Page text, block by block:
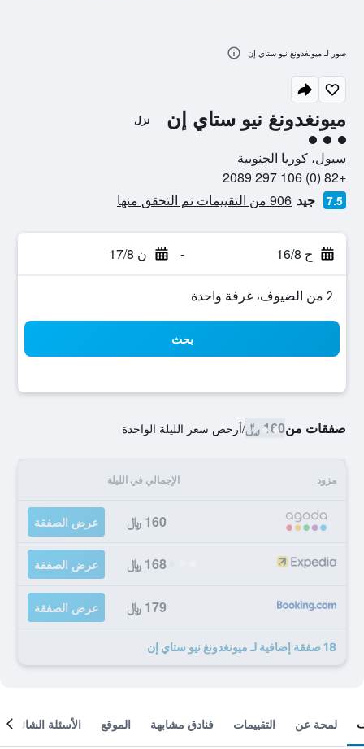
ميونغدونغ نيو ستاي إن نزل
تقييم فئة 3
سيول، كوريا الجنوبية
+82 (0) 106 297 2089
7.5 جيد 906 من التقييمات تم التحقق منها
ح 16/8 - ن 17/8
2 من الضيوف، غرفة واحدة
بحث
صفقات من160 ﷼ /أرخص سعر الليلة الواحدة
مزود الإجمالي في الليلة
160 ﷼ عرض الصفقة
168 ﷼ عرض الصفقة
179 ﷼ عرض الصفقة
18 صفقة إضافية لـ ميونغدونغ نيو ستاي إن
صور لـ ميونغدونغ نيو ستاي إن
لمحة عن التقييمات فنادق مشابهة الموقع الأسئلة الشائعة